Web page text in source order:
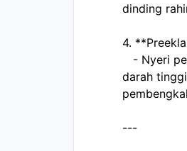
dinding
4.
darah
---